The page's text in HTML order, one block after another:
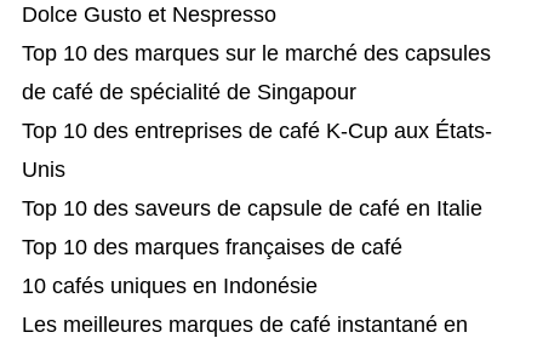
Dolce Gusto et Nespresso
Top 10 des marques sur le marché des capsules
de café de spécialité de Singapour
Top 10 des entreprises de café K-Cup aux États-
Unis
Top 10 des saveurs de capsule de café en Italie
Top 10 des marques françaises de café
10 cafés uniques en Indonésie
Les meilleures marques de café instantané en